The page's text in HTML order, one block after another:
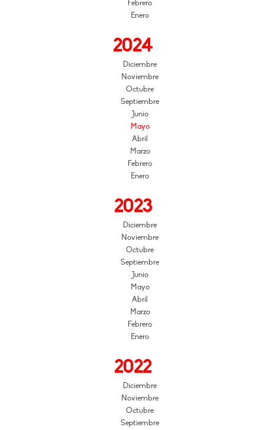
Febrero
Enero
2024
Diciembre
Noviembre
Octubre
Septiembre
Junio
Mayo
Abril
Marzo
Febrero
Enero
2023
Diciembre
Noviembre
Octubre
Septiembre
Junio
Mayo
Abril
Marzo
Febrero
Enero
2022
Diciembre
Noviembre
Octubre
Septiembre